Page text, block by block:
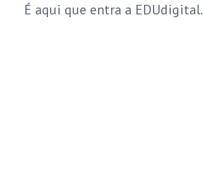
É aqui que entra a EDUdigital.